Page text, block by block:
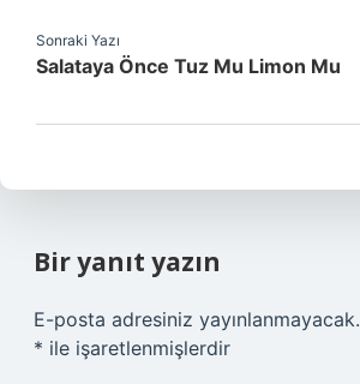
Sonraki Yazı
Salataya Önce Tuz Mu Limon Mu
Bir yanıt yazın
E-posta adresiniz yayınlanmayacak.
* ile işaretlenmişlerdir